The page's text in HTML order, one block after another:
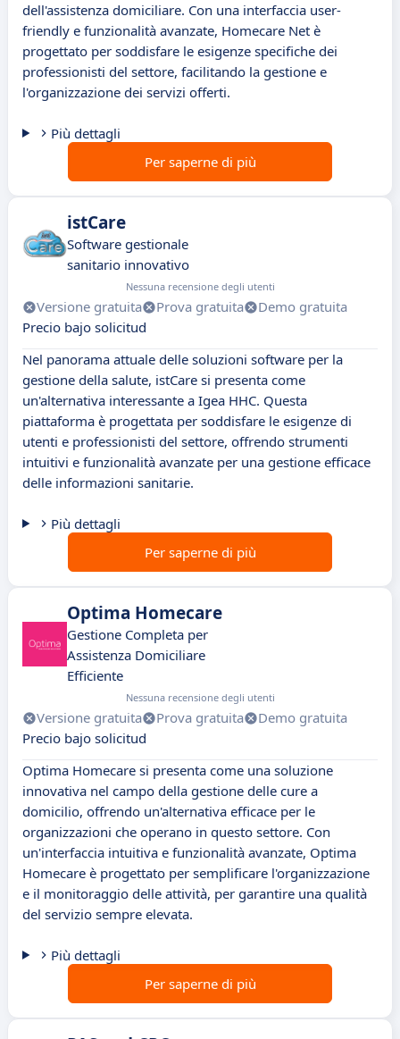
dell'assistenza domiciliare. Con una interfaccia user-
friendly e funzionalità avanzate, Homecare Net è
progettato per soddisfare le esigenze specifiche dei
professionisti del settore, facilitando la gestione e
l'organizzazione dei servizi offerti.
Più dettagli
Per saperne di più
istCare
Software gestionale
sanitario innovativo
Nessuna recensione degli utenti
Versione gratuita Prova gratuita
Demo gratuita
Precio bajo solicitud
Nel panorama attuale delle soluzioni software per la
gestione della salute, istCare si presenta come
un'alternativa interessante a Igea HHC. Questa
piattaforma è progettata per soddisfare le esigenze di
utenti e professionisti del settore, offrendo strumenti
intuitivi e funzionalità avanzate per una gestione efficace
delle informazioni sanitarie.
Più dettagli
Per saperne di più
Optima Homecare
Gestione Completa per
Assistenza Domiciliare
Efficiente
Nessuna recensione degli utenti
Versione gratuita Prova gratuita
Demo gratuita
Precio bajo solicitud
Optima Homecare si presenta come una soluzione
innovativa nel campo della gestione delle cure a
domicilio, offrendo un'alternativa efficace per le
organizzazioni che operano in questo settore. Con
un'interfaccia intuitiva e funzionalità avanzate, Optima
Homecare è progettato per semplificare l'organizzazione
e il monitoraggio delle attività, per garantire una qualità
del servizio sempre elevata.
Più dettagli
Per saperne di più